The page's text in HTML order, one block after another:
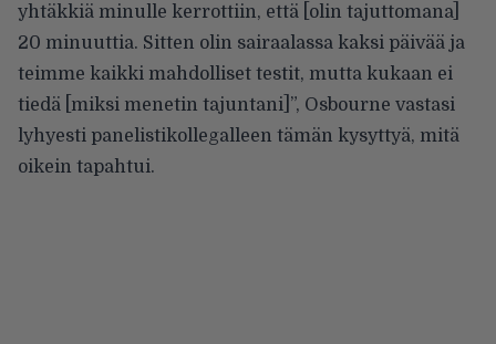
yhtäkkiä minulle kerrottiin, että [olin tajuttomana]
20 minuuttia. Sitten olin sairaalassa kaksi päivää ja
teimme kaikki mahdolliset testit, mutta kukaan ei
tiedä [miksi menetin tajuntani]”, Osbourne vastasi
lyhyesti panelistikollegalleen tämän kysyttyä, mitä
oikein tapahtui.